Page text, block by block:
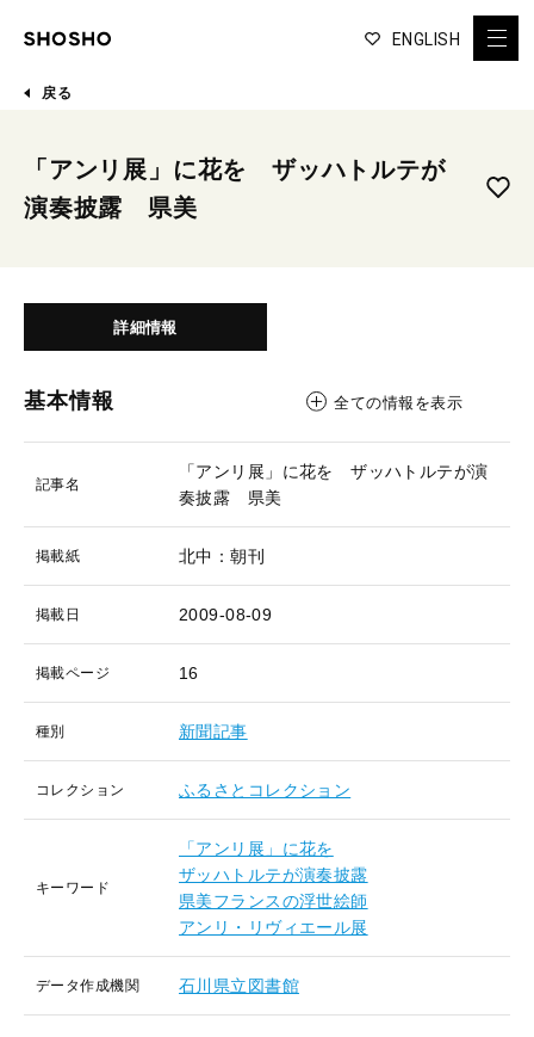
ENGLISH
戻る
「アンリ展」に花を ザッハトルテが
演奏披露 県美
詳細情報
基本情報 全ての情報を表示
記事名
「アンリ展」に花を ザッハトルテが演
奏披露 県美
掲載紙 北中：朝刊
掲載日 2009-08-09
掲載ページ 16
種別 新聞記事
コレクション ふるさとコレクション
キーワード
「アンリ展」に花を
ザッハトルテが演奏披露
県美フランスの浮世絵師
アンリ・リヴィエール展
データ作成機関 石川県立図書館